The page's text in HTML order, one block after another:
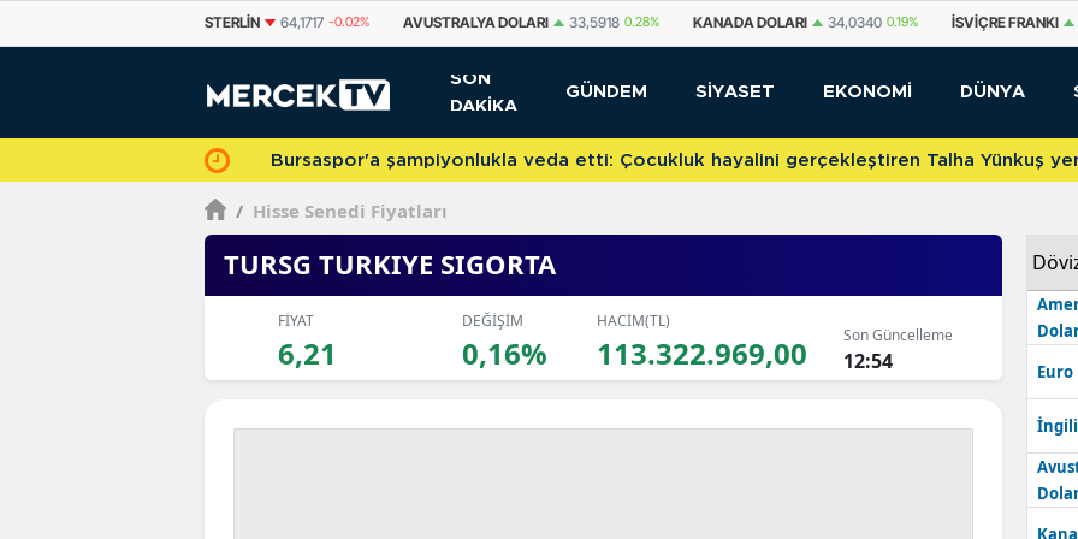
AVUSTRALYA DOLARI 33,5918 0.28% KANADA DOLARI 34,0340 0.19% İSVIÇRE FRANKI 58,8852 0.5% YUAN
SON
DAKİKA
GÜNDEM SİYASET EKONOMİ DÜNYA
Bursaspor'a şampiyonlukla veda etti: Çocukluk hayalini gerçekleştiren Talha Yünkuş yeni
/ Hisse Senedi Fiyatları
TURSG TURKIYE SIGORTA
FİYAT
6,21
DEĞİŞİM
0,16%
HACİM(TL)
113.322.969,00 Son Güncelleme
12:54 Euro